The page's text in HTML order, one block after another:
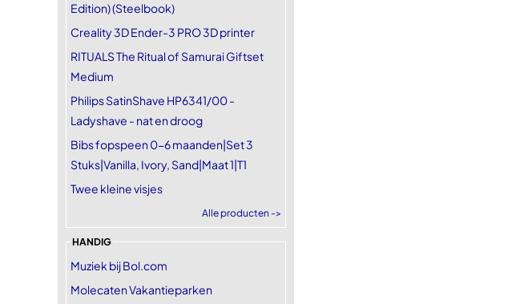
Edition) (Steelbook)
Creality 3D Ender-3 PRO 3D printer
RITUALS The Ritual of Samurai Giftset
Medium
Philips SatinShave HP6341/00 -
Ladyshave - nat en droog
Bibs fopspeen 0-6 maanden|Set 3
Stuks|Vanilla, Ivory, Sand|Maat 1|T1
Twee kleine visjes
Alle producten ->
HANDIG
Muziek bij Bol.com
Molecaten Vakantieparken